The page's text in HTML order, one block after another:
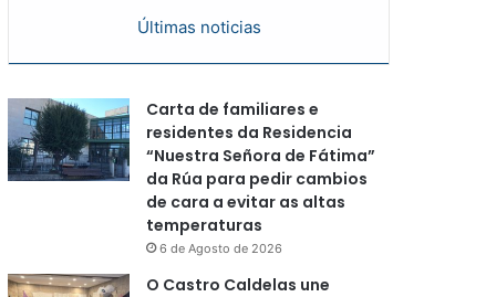
Últimas noticias
Carta de familiares e
residentes da Residencia
“Nuestra Señora de Fátima”
da Rúa para pedir cambios
de cara a evitar as altas
temperaturas
6 de Agosto de 2026
O Castro Caldelas une